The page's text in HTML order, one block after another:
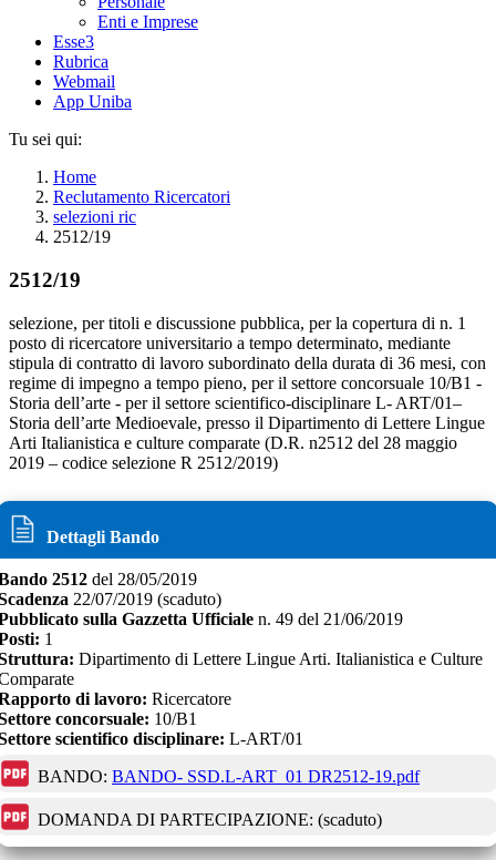
Enti e Imprese
Esse3
Rubrica
Webmail
App Uniba
Tu sei qui:
Home
Reclutamento Ricercatori
selezioni ric
2512/19
2512/19
selezione, per titoli e discussione pubblica, per la copertura di n. 1
posto di ricercatore universitario a tempo determinato, mediante
stipula di contratto di lavoro subordinato della durata di 36 mesi, con
regime di impegno a tempo pieno, per il settore concorsuale 10/B1 -
Storia dell’arte - per il settore scientifico-disciplinare L- ART/01–
Storia dell’arte Medioevale, presso il Dipartimento di Lettere Lingue
Arti Italianistica e culture comparate (D.R. n2512 del 28 maggio
2019 – codice selezione R 2512/2019)
Dettagli Bando
2512 del 28/05/2019
22/07/2019 (scaduto)
sulla Gazzetta Ufficiale n. 49 del 21/06/2019
1
Dipartimento di Lettere Lingue Arti. Italianistica e Culture
di lavoro: Ricercatore
concorsuale: 10/B1
scientifico disciplinare: L-ART/01
BANDO: BANDO- SSD.L-ART_01 DR2512-19.pdf
DOMANDA DI PARTECIPAZIONE: (scaduto)